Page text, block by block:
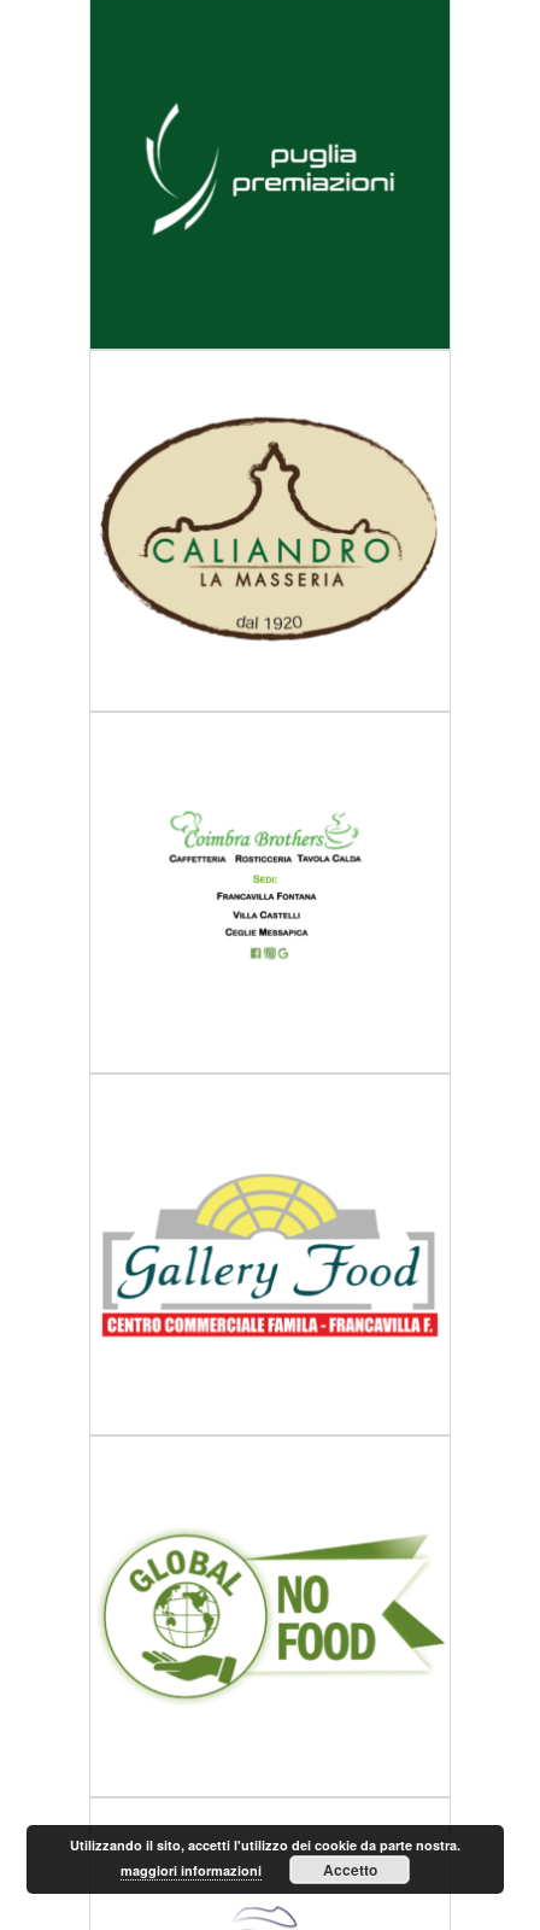
Utilizzando il sito, accetti l'utilizzo dei cookie da parte nostra.
maggiori informazioni
Accetto